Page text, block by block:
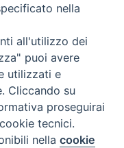
PaolineOnline
|Privacy
Cookie
nella
all'utilizzo dei
puoi avere
utilizzati e
Cliccando su
proseguirai
tecnici.
nellacookie